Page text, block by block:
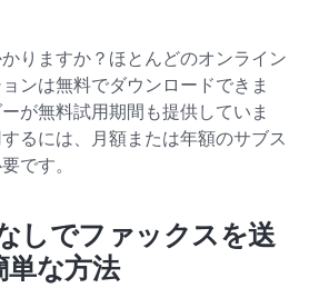
りますか？ほとんどのオンライン
ンは無料でダウンロードできま
が無料試用期間も提供していま
るには、月額または年額のサブス
です。
しでファックスを送
な方法